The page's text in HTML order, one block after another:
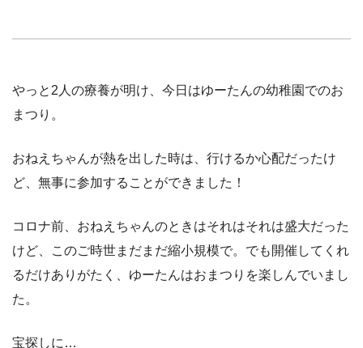
やっと2人の療養が明け、今日はゆーたんの幼稚園でのお
まつり。
おねえちゃんが熱を出した時は、行けるか心配だったけ
ど、無事に参加することができました！
コロナ前、おねえちゃんのときはそれはそれは盛大だった
けど、このご時世まだまだ縮小規模で。でも開催してくれ
るだけありがたく、ゆーたんはおまつりを楽しんでいまし
た。
宝探しに…